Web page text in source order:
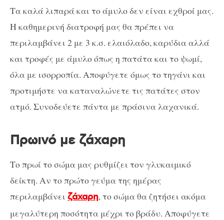
Τα καλά λιπαρά και το άμυλο δεν είναι εχθροί μας.
Η καθημερινή διατροφή μας θα πρέπει να
περιλαμβάνει 2 με 3 κ.σ. ελαιόλαδο, καρύδια αλλά
και τροφές με άμυλο όπως η πατάτα και το ψωμί,
όλα με ισορροπία. Αποφύγετε όμως το τηγάνι και
προτιμήστε να καταναλώνετε τις πατάτες στον
ατμό. Συνοδεύετε πάντα με πράσινα λαχανικά.
Πρωινό με ζάχαρη
Το πρωί το σώμα μας ρυθμίζει τον γλυκαιμικό
δείκτη. Αν το πρώτο γεύμα της ημέρας
περιλαμβάνει ζάχαρη, το σώμα θα ζητήσει ακόμα
μεγαλύτερη ποσότητα μέχρι το βράδυ. Αποφύγετε